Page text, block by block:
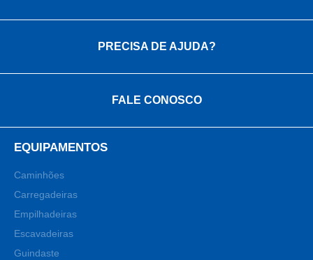
PRECISA DE AJUDA?
FALE CONOSCO
EQUIPAMENTOS
Caminhões
Carregadeiras
Empilhadeiras
Escavadeiras
Guindaste